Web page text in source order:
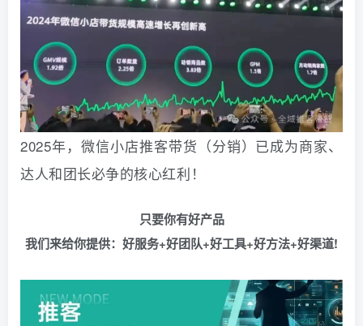
2025年，微信小店推客带货（分销）已成为商家、
达人和团长必争的核心红利！
只要你有好产品
我们来给你提供：好服务+好团队+好工具+好方法+好渠道!